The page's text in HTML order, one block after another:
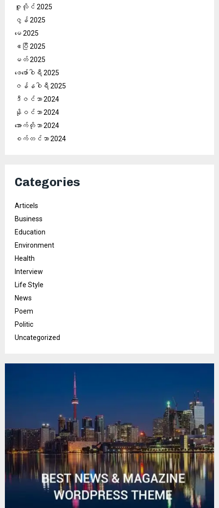
ဇူလိုင် 2025
ဇွန် 2025
မေ 2025
ဧပြီ 2025
မတ် 2025
ဖေ‌ဖော်ဝါရီ 2025
ဇန်နဝါရီ 2025
ဒီဇင်ဘာ 2024
နိုဝင်ဘာ 2024
အောက်တိုဘာ 2024
စက်တင်ဘာ 2024
Categories
Articels
Business
Education
Environment
Health
Interview
Life Style
News
Poem
Politic
Uncategorized